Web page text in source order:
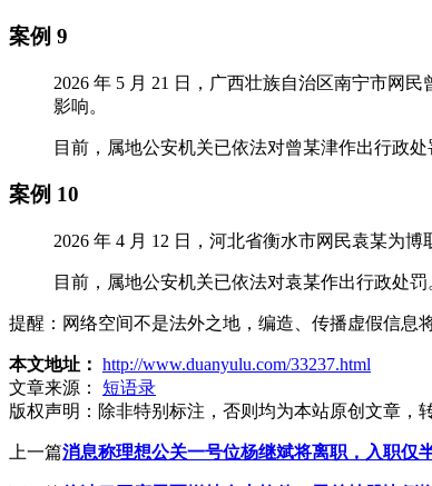
案例 9
2026 年 5 月 21 日，广西壮族自治区南宁市网
影响。
目前，属地公安机关已依法对曾某津作出行政处
案例 10
2026 年 4 月 12 日，河北省衡水市网民袁某为
目前，属地公安机关已依法对袁某作出行政处罚
提醒：网络空间不是法外之地，编造、传播虚假信息
本文地址： http://www.duanyulu.com/33237.html
文章来源：
短语录
版权声明： 除非特别标注，否则均为本站原创文章，
上一篇消息称理想公关一号位杨继斌将离职，入职仅